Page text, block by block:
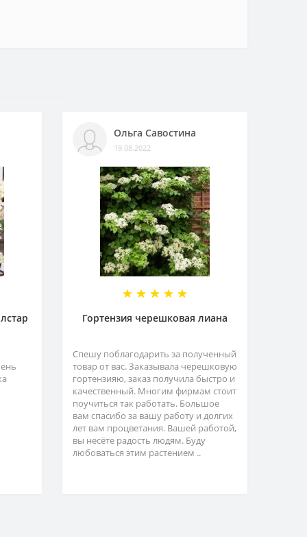
Ольга Савостина
19.08.2022
Гортензия черешковая лиана
Спешу поблагодарить за полученный
товар от вас. Заказывала черешковую
гортензияю, заказ получила быстро и
качественный. Многим фирмам стоит
поучиться так работать. Большое
вам спасибо за вашу работу и долгих
лет вам процветания. Вашей работой,
вы несёте радость людям. Буду
любоваться этим растением ..